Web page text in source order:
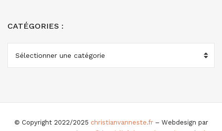
CATÉGORIES :
CATÉGORIES
© Copyright 2022/2025 christianvanneste.fr– Webdesign par